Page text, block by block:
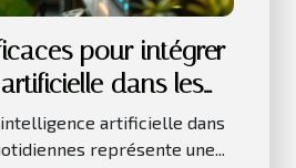
pour intégrer
dans les
artificielle dans
représente une...